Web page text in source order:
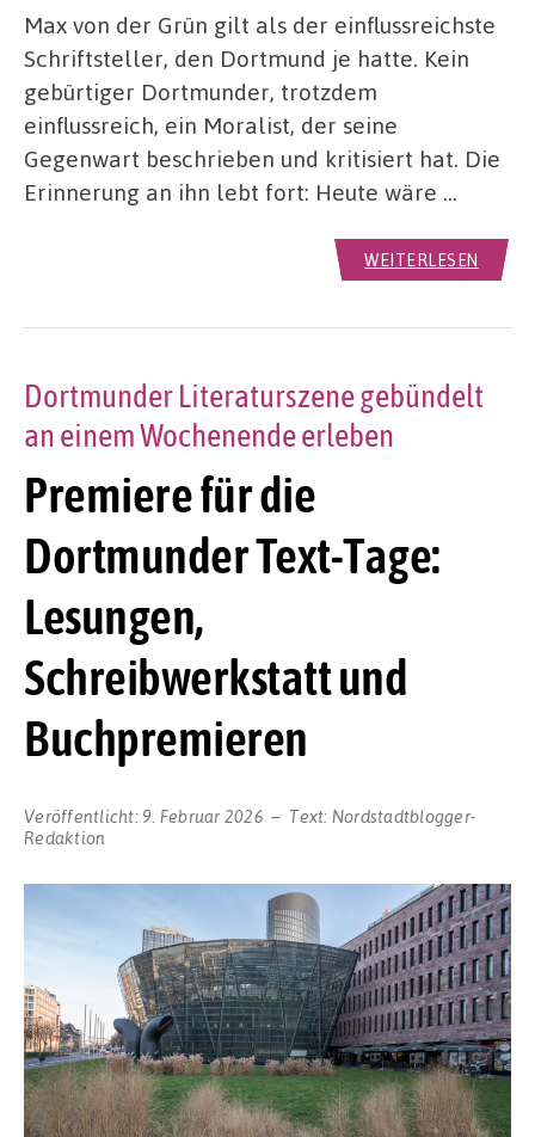
Max von der Grün gilt als der einflussreichste
Schriftsteller, den Dortmund je hatte. Kein
gebürtiger Dortmunder, trotzdem
einflussreich, ein Moralist, der seine
Gegenwart beschrieben und kritisiert hat. Die
Erinnerung an ihn lebt fort: Heute wäre …
WEITERLESEN
Premiere für die
Dortmunder Text-Tage:
Lesungen,
Schreibwerkstatt und
Buchpremieren
Dortmunder Literaturszene gebündelt
an einem Wochenende erleben
Veröffentlicht: 9. Februar 2026 Text: Nordstadtblogger-
Redaktion